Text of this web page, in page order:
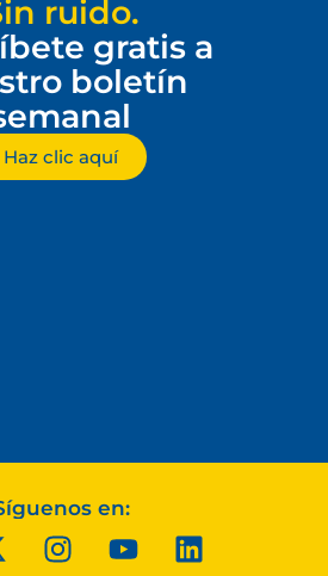
ruido.
gratis a
boletín
Haz clic aquí
en: